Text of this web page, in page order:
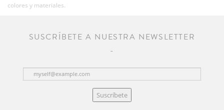
colores y materiales.
SUSCRÍBETE A NUESTRA NEWSLETTER
Suscríbete